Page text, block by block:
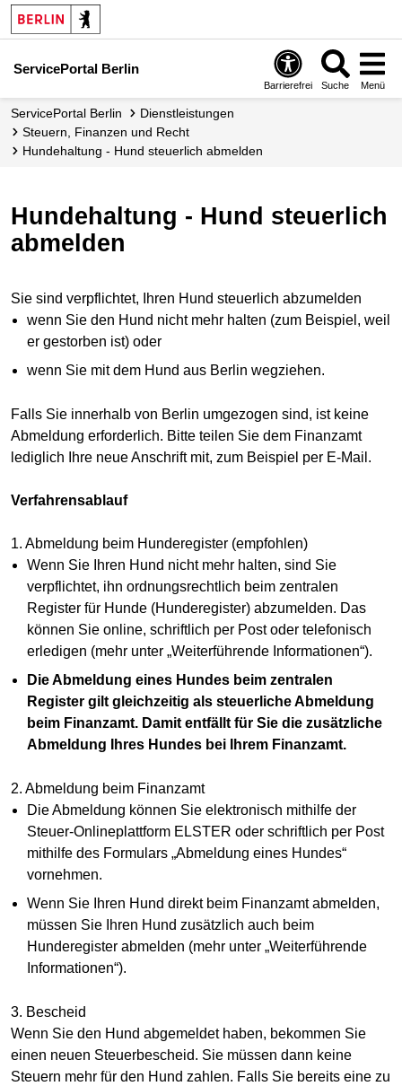
ServicePortal Berlin
Barrierefrei Suche Menü
ServicePortal Berlin
Dienstleistungen
Steuern, Finanzen und Recht
Hundehaltung - Hund steuerlich abmelden
Hundehaltung - Hund steuerlich
abmelden
Sie sind verpflichtet, Ihren Hund steuerlich abzumelden
wenn Sie den Hund nicht mehr halten (zum Beispiel, weil
er gestorben ist) oder
wenn Sie mit dem Hund aus Berlin wegziehen.
Falls Sie innerhalb von Berlin umgezogen sind, ist keine
Abmeldung erforderlich. Bitte teilen Sie dem Finanzamt
lediglich Ihre neue Anschrift mit, zum Beispiel per E-Mail.
Verfahrensablauf
1. Abmeldung beim Hunderegister (empfohlen)
Wenn Sie Ihren Hund nicht mehr halten, sind Sie
verpflichtet, ihn ordnungsrechtlich beim zentralen
Register für Hunde (Hunderegister) abzumelden. Das
können Sie online, schriftlich per Post oder telefonisch
erledigen (mehr unter „Weiterführende Informationen“).
Die Abmeldung eines Hundes beim zentralen
Register gilt gleichzeitig als steuerliche Abmeldung
beim Finanzamt. Damit entfällt für Sie die zusätzliche
Abmeldung Ihres Hundes bei Ihrem Finanzamt.
2. Abmeldung beim Finanzamt
Die Abmeldung können Sie elektronisch mithilfe der
Steuer-Onlineplattform ELSTER oder schriftlich per Post
mithilfe des Formulars „Abmeldung eines Hundes“
vornehmen.
Wenn Sie Ihren Hund direkt beim Finanzamt abmelden,
müssen Sie Ihren Hund zusätzlich auch beim
Hunderegister abmelden (mehr unter „Weiterführende
Informationen“).
3. Bescheid
Wenn Sie den Hund abgemeldet haben, bekommen Sie
einen neuen Steuerbescheid. Sie müssen dann keine
Steuern mehr für den Hund zahlen. Falls Sie bereits eine zu